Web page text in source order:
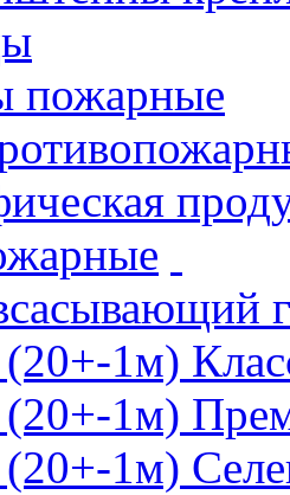
пожарные
(20+-1м)
(20+-1м)
(20+-1м)